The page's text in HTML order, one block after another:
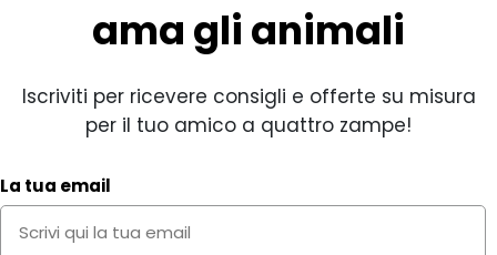
ama gli animali
Iscriviti per ricevere consigli e offerte su misura
per il tuo amico a quattro zampe!
La tua email